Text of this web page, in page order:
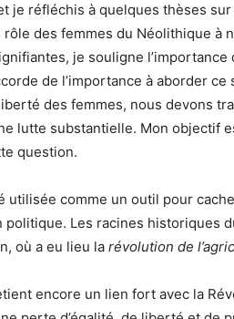
je réfléchis à quelques thèses
rôle des femmes du Néolithique à
je souligne
de l’importance à aborder
des femmes, nous devons
lutte substantielle. Mon objectif
question.
utilisée comme un outil pour
Les racines historiques
où a eu lieu la révolution de
encore un lien fort avec la